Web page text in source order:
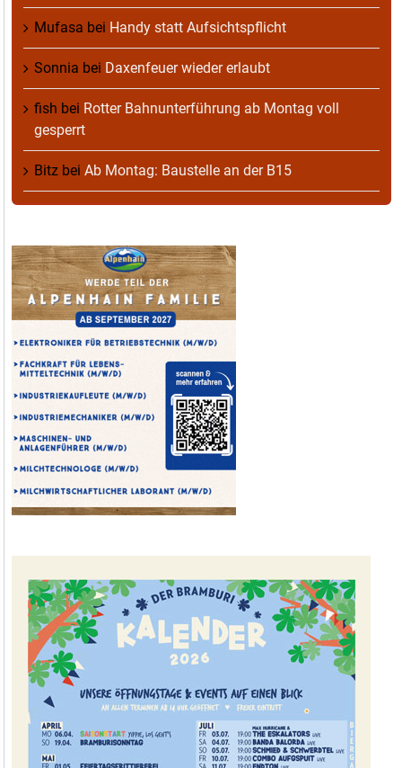
Mufasa bei Handy statt Aufsichtspflicht
Sonnia bei Daxenfeuer wieder erlaubt
fish bei Rotter Bahnunterführung ab Montag voll
gesperrt
Bitz bei Ab Montag: Baustelle an der B15